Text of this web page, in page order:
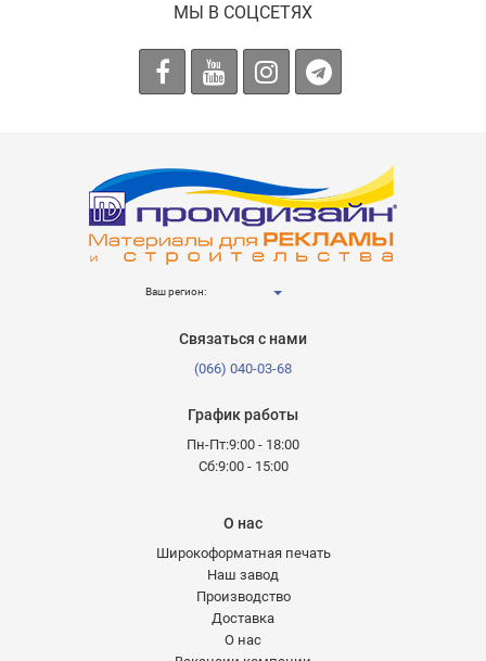
МЫ В СОЦСЕТЯХ
Ваш регион:
Связаться с нами
(066) 040-03-68
График работы
Пн-Пт:9:00 - 18:00
Сб:9:00 - 15:00
О нас
Широкоформатная печать
Наш завод
Производство
Доставка
О нас